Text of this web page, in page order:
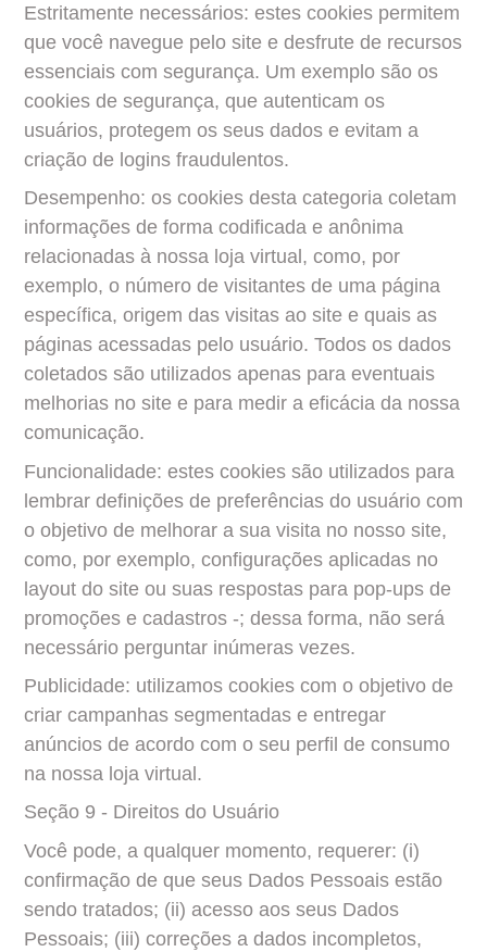
Estritamente necessários: estes cookies permitem
que você navegue pelo site e desfrute de recursos
essenciais com segurança. Um exemplo são os
cookies de segurança, que autenticam os
usuários, protegem os seus dados e evitam a
criação de logins fraudulentos.
Desempenho: os cookies desta categoria coletam
informações de forma codificada e anônima
relacionadas à nossa loja virtual, como, por
exemplo, o número de visitantes de uma página
específica, origem das visitas ao site e quais as
páginas acessadas pelo usuário. Todos os dados
coletados são utilizados apenas para eventuais
melhorias no site e para medir a eficácia da nossa
comunicação.
Funcionalidade: estes cookies são utilizados para
lembrar definições de preferências do usuário com
o objetivo de melhorar a sua visita no nosso site,
como, por exemplo, configurações aplicadas no
layout do site ou suas respostas para pop-ups de
promoções e cadastros -; dessa forma, não será
necessário perguntar inúmeras vezes.
Publicidade: utilizamos cookies com o objetivo de
criar campanhas segmentadas e entregar
anúncios de acordo com o seu perfil de consumo
na nossa loja virtual.
Seção 9 - Direitos do Usuário
Você pode, a qualquer momento, requerer: (i)
confirmação de que seus Dados Pessoais estão
sendo tratados; (ii) acesso aos seus Dados
Pessoais; (iii) correções a dados incompletos,